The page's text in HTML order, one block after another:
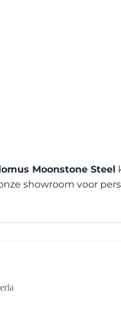
Moonstone Steel
showroom voor